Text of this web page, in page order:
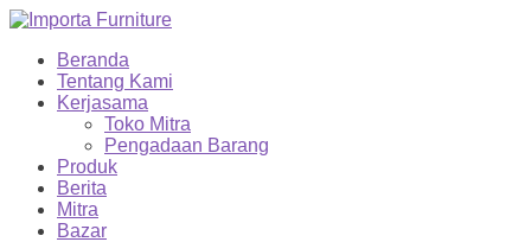
Beranda
Tentang Kami
Kerjasama
Toko Mitra
Pengadaan Barang
Produk
Berita
Mitra
Bazar